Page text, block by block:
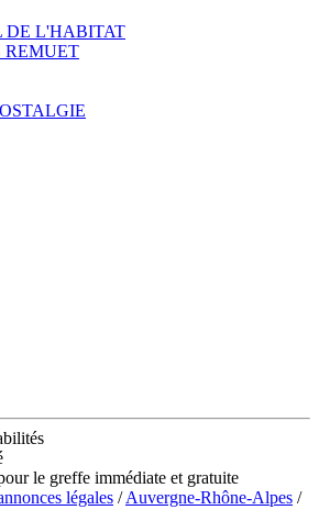
DE L'HABITAT
REMUET
le greffe immédiate et gratuite
légales /Auvergne-Rhône-Alpes /